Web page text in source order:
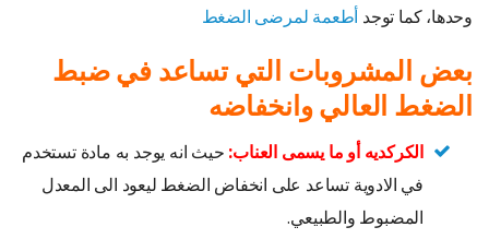
وحدها، كما توجد أطعمة لمرضى الضغط
بعض المشروبات التي تساعد في ضبط
الضغط العالي وانخفاضه
الكركديه أو ما يسمى العناب: حيث انه يوجد به مادة تستخدم
في الادوية تساعد على انخفاض الضغط ليعود الى المعدل
المضبوط والطبيعي.